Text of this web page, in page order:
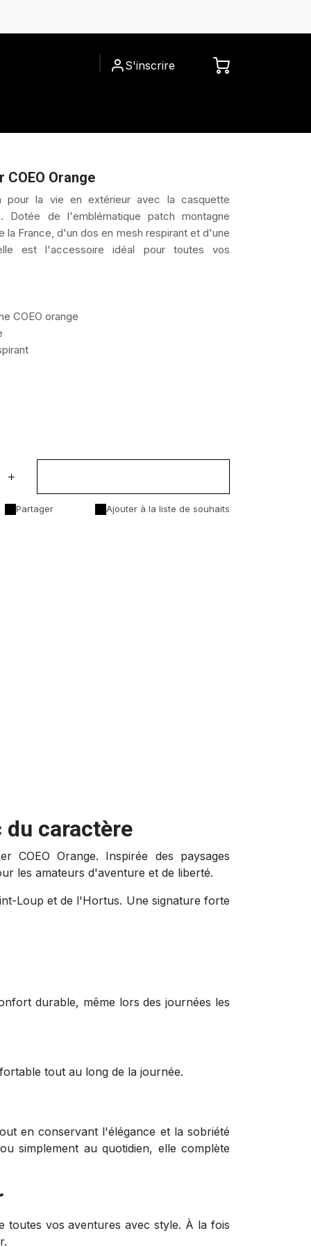
S'inscrire
Orange
pour la vie en extérieur avec la casquette
Dotée de l'emblématique patch montagne
la France, d'un dos en mesh respirant et d'une
est l'accessoire idéal pour toutes vos
COEO orange
Partager Ajouter à la liste de souhaits
du caractère
Orange. Inspirée des paysages
les amateurs d'aventure et de liberté.
Loup et de l'Hortus. Une signature forte
durable, même lors des journées les
tout au long de la journée.
en conservant l'élégance et la sobriété
simplement au quotidien, elle complète
toutes vos aventures avec style. À la fois